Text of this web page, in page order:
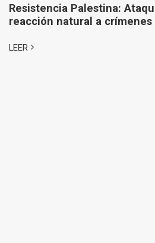
Resistencia Palestina:
reacción natural a crímenes
LEER